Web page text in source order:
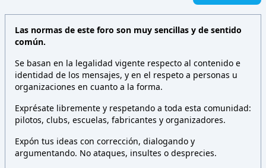
Las normas de este foro son muy sencillas y de sentido
común.
Se basan en la legalidad vigente respecto al contenido e
identidad de los mensajes, y en el respeto a personas u
organizaciones en cuanto a la forma.
Exprésate libremente y respetando a toda esta comunidad:
pilotos, clubs, escuelas, fabricantes y organizadores.
Expón tus ideas con corrección, dialogando y
argumentando. No ataques, insultes o desprecies.